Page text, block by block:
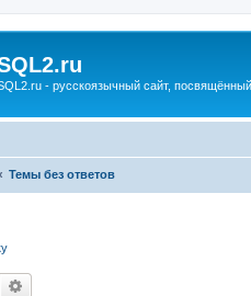
- русскоязычный сайт,
Темы без ответов
Поиск